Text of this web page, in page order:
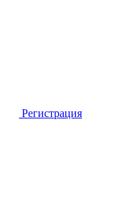
Регистрация